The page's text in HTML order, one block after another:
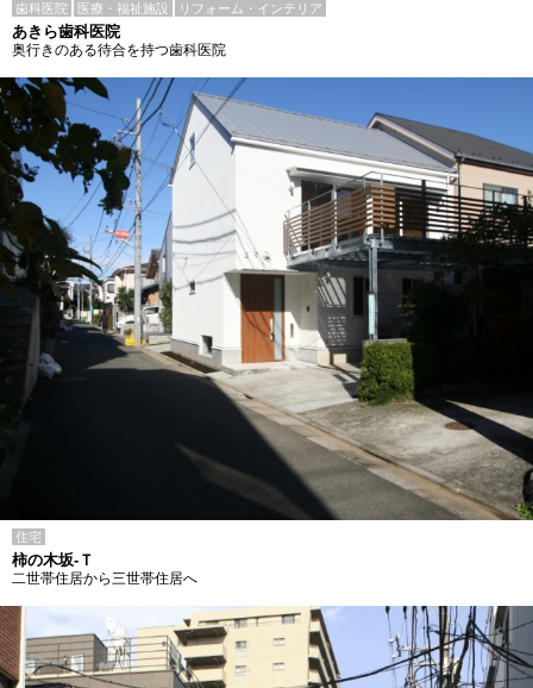
歯科医院 医療・福祉施設 リフォーム・インテリア
あきら歯科医院
奥行きのある待合を持つ歯科医院
住宅
柿の木坂-Ｔ
二世帯住居から三世帯住居へ